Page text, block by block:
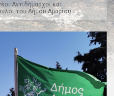
Αντιδήμαρχοι και
του Δήμου Αμαρίου